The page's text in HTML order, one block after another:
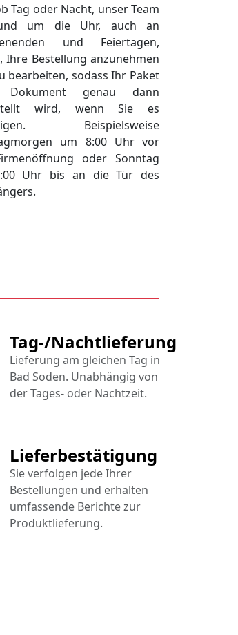
Tag oder Nacht, unser Team
um die Uhr, auch an
und Feiertagen,
Ihre Bestellung anzunehmen
bearbeiten, sodass Ihr Paket
Dokument genau dann
wird, wenn Sie es
Beispielsweise
um 8:00 Uhr vor
oder Sonntag
Uhr bis an die Tür des
Tag-/Nachtlieferung
Lieferung am gleichen Tag in
Bad Soden. Unabhängig von
der Tages- oder Nachtzeit.
Lieferbestätigung
Sie verfolgen jede Ihrer
Bestellungen und erhalten
umfassende Berichte zur
Produktlieferung.